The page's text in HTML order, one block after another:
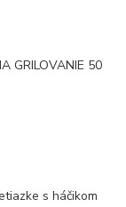
GRILOVANIE 50
s háčikom